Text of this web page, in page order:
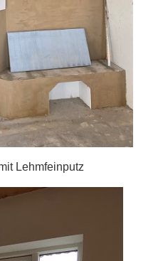
Lehmfeinputz